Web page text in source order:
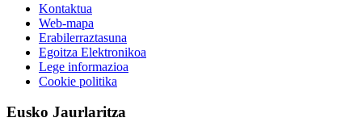
Kontaktua
Web-mapa
Erabilerraztasuna
Egoitza Elektronikoa
Lege informazioa
Cookie politika
Eusko Jaurlaritza